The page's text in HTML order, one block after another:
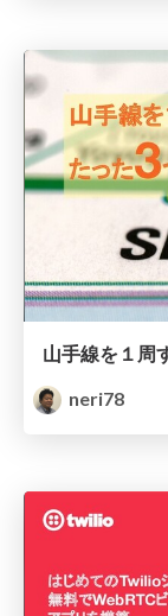
neri78